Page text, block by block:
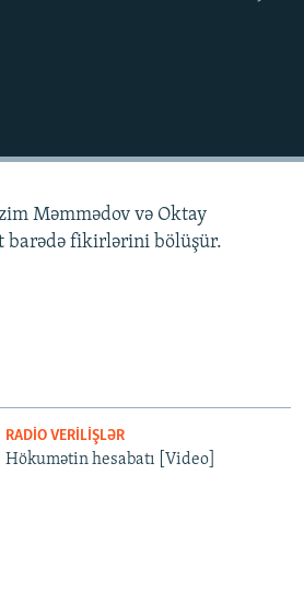
STANDARTLARIMIZ
Məmmədov və Oktay
barədə fikirlərini bölüşür.
RADIO VERILIŞLƏR
Hökumətin hesabatı [Video]